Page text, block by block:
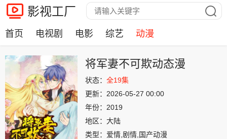
影视工厂
首页 电视剧 电影 综艺 动漫
将军妻不可欺动态漫
状态： 全19集
更新： 2026-05-27 00:00
年份： 2019
地区： 大陆
类型： 爱情,剧情,国产动漫